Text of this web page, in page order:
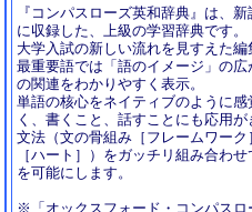
『コンパスローズ英和辞典』は、
に収録した、上級の学習辞典です。
大学入試の新しい流れを見すえた
最重要語では「語のイメージ」の
の関連をわかりやすく表示。
単語の核心をネイティブのように
く、書くこと、話すことにも応用
文法（文の骨組み［フレームワー
［ハート］）をガッチリ組み合わ
を可能にします。
※「オックスフォード・コンパス